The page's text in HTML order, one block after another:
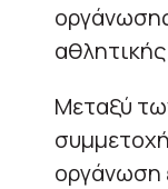
αθλητικής
Μεταξύ
οργάνωση